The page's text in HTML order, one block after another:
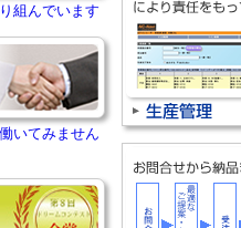
組んでいます
いてみません